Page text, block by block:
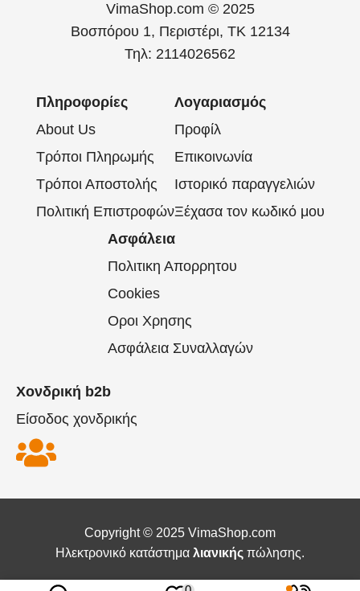
VimaShop.com © 2025
Βοσπόρου 1, Περιστέρι, ΤΚ 12134
Τηλ: 2114026562
Πληροφορίες
About Us
Τρόποι Πληρωμής
Τρόποι Αποστολής
Πολιτική Επιστροφών
Λογαριασμός
Προφίλ
Επικοινωνία
Ιστορικό παραγγελιών
Ξέχασα τον κωδικό μου
Ασφάλεια
Πολιτικη Απορρητου
Cookies
Οροι Χρησης
Ασφάλεια Συναλλαγών
Χονδρική b2b
Είσοδος χονδρικής
Copyright © 2025 VimaShop.com
Ηλεκτρονικό κατάστημα λιανικής πώλησης.